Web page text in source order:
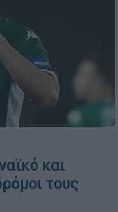
και
τους